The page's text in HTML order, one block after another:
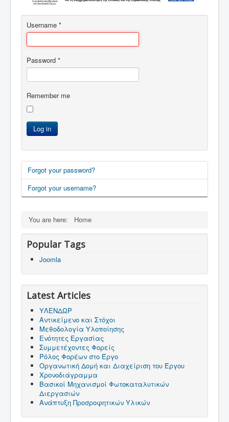
Username *
Password *
Remember me
Log in
Forgot your password?
Forgot your username?
You are here: Home
Popular Tags
Joomla
Latest Articles
ΥΛΕΝΔΩΡ
Αντικείμενο και Στόχοι
Μεθοδολογία Υλοποίησης
Ενότητες Εργασίας
Συμμετέχοντες Φορείς
Ρόλος Φορέων στο Έργο
Οργανωτική Δομή και Διαχείριση του Έργου
Χρονοδιάγραμμα
Βασικοί Μηχανισμοί Φωτοκαταλυτικών
Διεργασιών
Ανάπτυξη Προσροφητικών Υλικών